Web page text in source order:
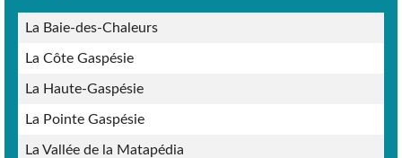
La Baie-des-Chaleurs
La Côte Gaspésie
La Haute-Gaspésie
La Pointe Gaspésie
La Vallée de la Matapédia